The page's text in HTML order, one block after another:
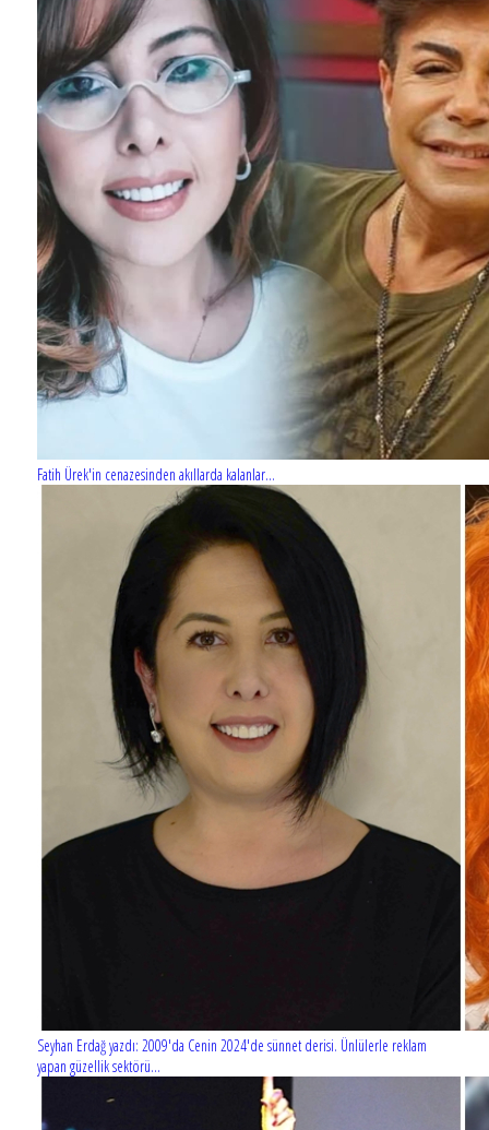
Fatih Ürek'in cenazesinden akıllarda kalanlar...
Seyhan Erdağ yazdı: 2009'da Cenin 2024'de sünnet derisi. Ünlülerle reklam
yapan güzellik sektörü...